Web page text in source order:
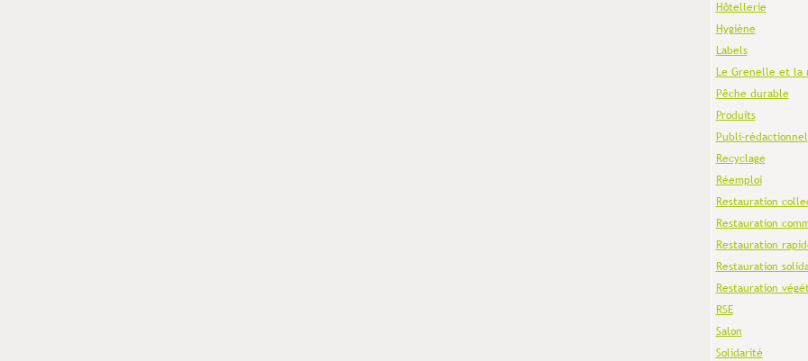
Hôtellerie
Hygiène
Labels
Le Grenelle et la
Pêche durable
Produits
Publi-rédactionnel
Recyclage
Réemploi
Restauration
Restauration
Restauration
Restauration
Restauration
RSE
Salon
Solidarité